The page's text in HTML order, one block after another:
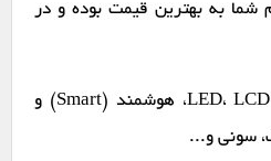
به بهترین قیمت بوده و در
انواع تلویزیون های LED، LCD، هوشمند (Smart) و